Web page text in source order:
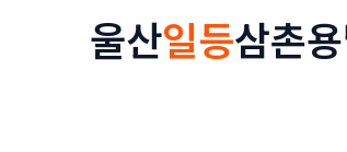
울산일등삼촌